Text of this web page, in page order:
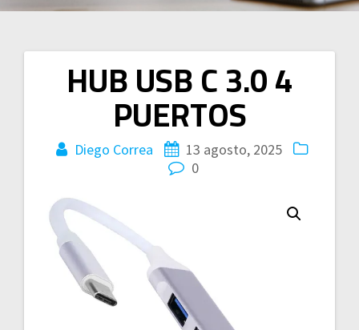
HUB USB C 3.0 4
PUERTOS
Diego Correa
13 agosto, 2025
0
Navegación
entradas